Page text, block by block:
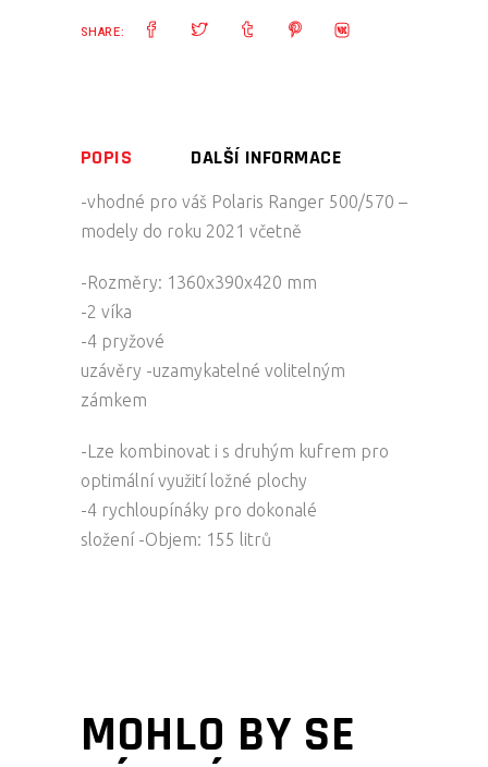
quantity
SHARE:
POPIS DALŠÍ INFORMACE
-vhodné pro váš Polaris Ranger 500/570 –
modely do roku 2021 včetně
-Rozměry: 1360x390x420 mm
-2 víka
-4 pryžové
uzávěry -uzamykatelné volitelným
zámkem
-Lze kombinovat i s druhým kufrem pro
optimální využití ložné plochy
-4 rychloupínáky pro dokonalé
složení -Objem: 155 litrů
MOHLO BY SE